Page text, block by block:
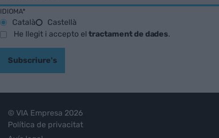
IDIOMA*
Català
Castellà
He llegit i accepto eltractament de dades.
Subscriure's
© VIA Empresa 2026
Política de privacitat